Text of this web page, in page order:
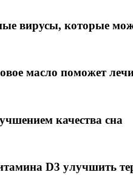
вирусы, которые
масло поможет
качества сна
D3 улучшить